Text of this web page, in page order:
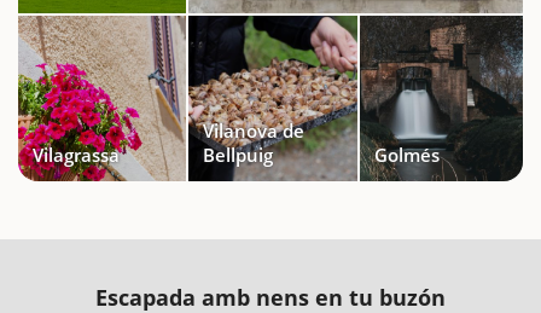
Vilagrassa
Vilanova de
Bellpuig
Golmés
Escapada amb nens en tu buzón